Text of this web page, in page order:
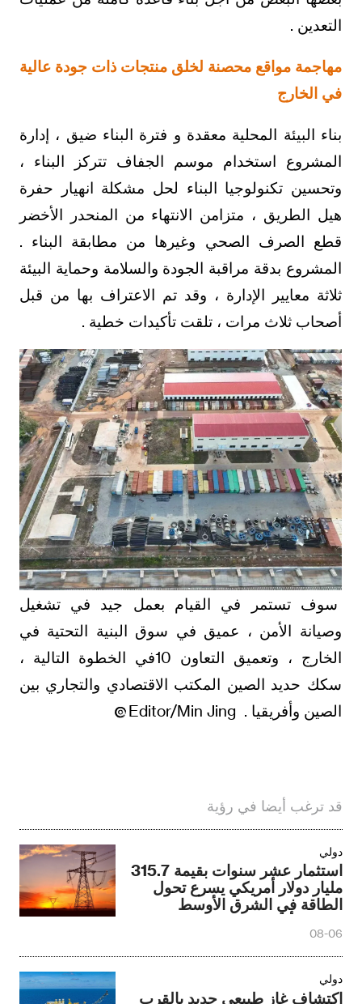
التعدين .
مهاجمة مواقع محصنة لخلق منتجات ذات جودة عالية
في الخارج
بناء البيئة المحلية معقدة و فترة البناء ضيق ، إدارة
المشروع استخدام موسم الجفاف تتركز البناء ،
وتحسين تكنولوجيا البناء لحل مشكلة انهيار حفرة
هيل الطريق ، متزامن الانتهاء من المنحدر الأخضر
قطع الصرف الصحي وغيرها من مطابقة البناء .
المشروع بدقة مراقبة الجودة والسلامة وحماية البيئة
ثلاثة معايير الإدارة ، وقد تم الاعتراف بها من قبل
أصحاب ثلاث مرات ، تلقت تأكيدات خطية .
سوف تستمر في القيام بعمل جيد في تشغيل
وصيانة الأمن ، عميق في سوق البنية التحتية في
الخارج ، وتعميق التعاون 10في الخطوة التالية ،
سكك حديد الصين المكتب الاقتصادي والتجاري بين
الصين وأفريقيا . Editor/Min Jing
قد ترغب أيضا في رؤية
دولي
استثمار عشر سنوات بقيمة 315.7
مليار دولار أمريكي يسرع تحول
الطاقة في الشرق الأوسط
08-06
دولي
اكتشاف غاز طبيعي جديد بالقرب